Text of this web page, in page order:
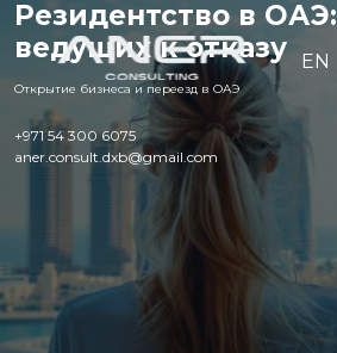
Открытие бизнеса и переезд в ОАЭ
+971 54 300 6075
aner.consult.dxb@gmail.com
EN
Резидентство в
ведущих к отказу